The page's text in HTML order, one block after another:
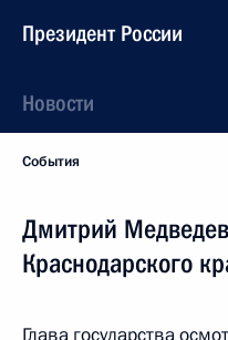
Президент России
Новости
События
Дмитрий
Краснодарского